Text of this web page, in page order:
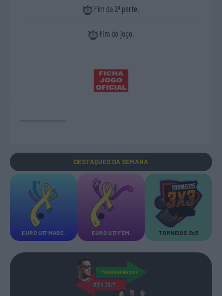
Fim da 2ª parte.
Fim do jogo.
DESTAQUES DA SEMANA
EURO U17 MASC. EURO U17 FEM. TORNEIOS 3x3